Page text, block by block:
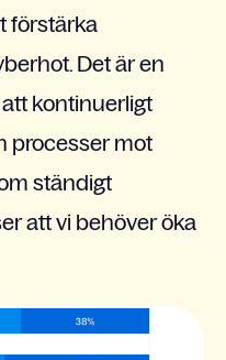
förstärka
Det är en
kontinuerligt
processer mot
ständigt
att vi behöver öka